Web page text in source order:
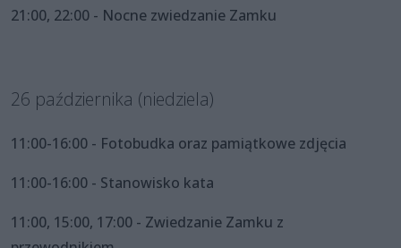
21:00, 22:00 - Nocne zwiedzanie Zamku
26 października (niedziela)
11:00-16:00 - Fotobudka oraz pamiątkowe zdjęcia
11:00-16:00 - Stanowisko kata
11:00, 15:00, 17:00 - Zwiedzanie Zamku z